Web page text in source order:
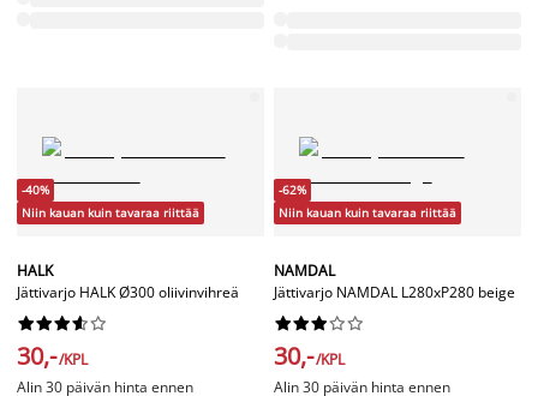
-40%
Niin kauan kuin tavaraa riittää
HALK
Jättivarjo HALK Ø300 oliivinvihreä






30,-/KPL
Alin 30 päivän hinta ennen
-62%
Niin kauan kuin tavaraa riittää
NAMDAL
Jättivarjo NAMDAL L280xP280 beige






30,-/KPL
Alin 30 päivän hinta ennen